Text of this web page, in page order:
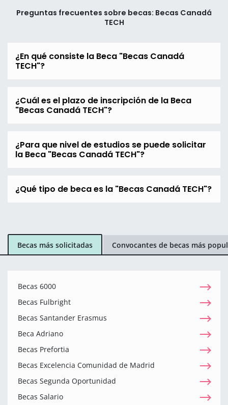
Preguntas frecuentes sobre becas: Becas Canadá
TECH
¿En qué consiste la Beca "Becas Canadá
TECH"?
¿Cuál es el plazo de inscripción de la Beca
"Becas Canadá TECH"?
¿Para que nivel de estudios se puede solicitar
la Beca "Becas Canadá TECH"?
¿Qué tipo de beca es la "Becas Canadá TECH"?
Becas más solicitadas Convocantes de becas más
Becas 6000
Becas Fulbright
Becas Santander Erasmus
Beca Adriano
Becas Prefortia
Becas Excelencia Comunidad de Madrid
Becas Segunda Oportunidad
Becas Salario